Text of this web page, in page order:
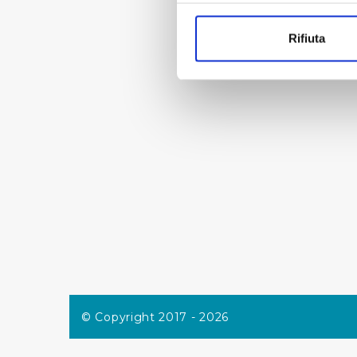
Identificare il tuo
digitali).
Cliccando su "Accetta
Rifiuta
© Copyright 2017 - 2026